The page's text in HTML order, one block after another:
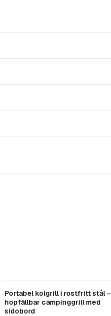
Portabel kolgrill i rostfritt stål –
hopfällbar campinggrill med
sidobord